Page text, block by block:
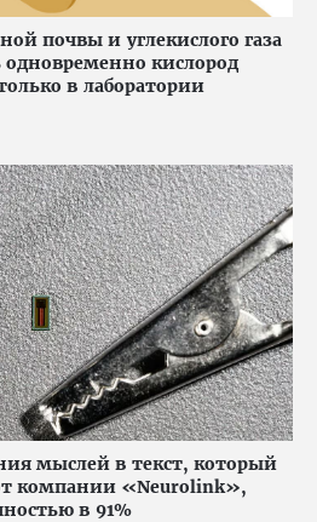
почвы и углекислого газа
одновременно кислород
в лаборатории
мыслей в текст, который
компании «Neurolink»,
в 91%